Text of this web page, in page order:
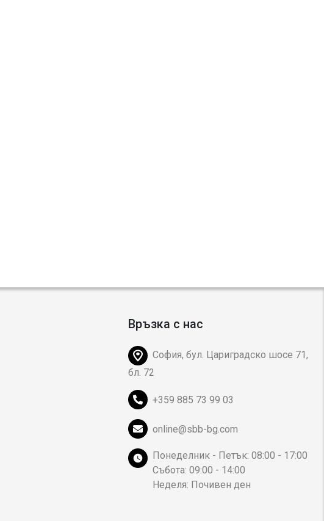
Връзка с нас
София, бул. Цариградско шосе 71,
бл. 72
+359 885 73 99 03
online@sbb-bg.com
Понеделник - Петък: 08:00 - 17:00
Събота: 09:00 - 14:00
Неделя: Почивен ден